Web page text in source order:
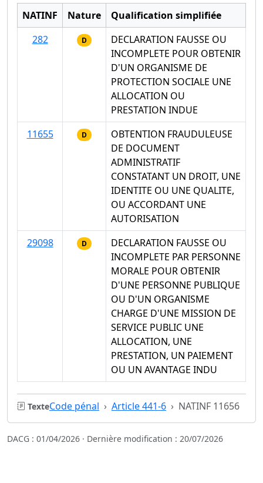
NATINF Nature
Qualification simplifiée
282
D
DECLARATION FAUSSE OU
INCOMPLETE POUR OBTENIR
D'UN ORGANISME DE
PROTECTION SOCIALE UNE
ALLOCATION OU
PRESTATION INDUE
11655
D
OBTENTION FRAUDULEUSE
DE DOCUMENT
ADMINISTRATIF
CONSTATANT UN DROIT, UNE
IDENTITE OU UNE QUALITE,
OU ACCORDANT UNE
AUTORISATION
29098
D
DECLARATION FAUSSE OU
INCOMPLETE PAR PERSONNE
MORALE POUR OBTENIR
D'UNE PERSONNE PUBLIQUE
OU D'UN ORGANISME
CHARGE D'UNE MISSION DE
SERVICE PUBLIC UNE
ALLOCATION, UNE
PRESTATION, UN PAIEMENT
OU UN AVANTAGE INDU
TexteCode pénal Article 441-6 NATINF 11656
DACG : 01/04/2026 · Dernière modification : 20/07/2026